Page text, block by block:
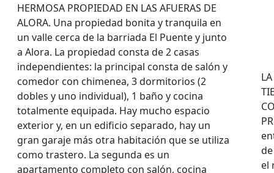
HERMOSA PROPIEDAD EN LAS AFUERAS DE
ALORA. Una propiedad bonita y tranquila en
un valle cerca de la barriada El Puente y junto
a Alora. La propiedad consta de 2 casas
independientes: la principal consta de salón y
comedor con chimenea, 3 dormitorios (2
dobles y uno individual), 1 baño y cocina
totalmente equipada. Hay mucho espacio
exterior y, en un edificio separado, hay un
gran garaje más otra habitación que se utiliza
como trastero. La segunda es un
apartamento completo con salón, cocina
el